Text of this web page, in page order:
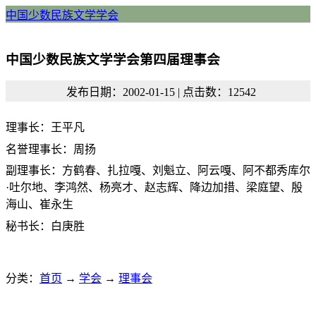
中国少数民族文学学会
中国少数民族文学学会第四届理事会
发布日期：2002-01-15 | 点击数：12542
理事长：王平凡
名誉理事长：周扬
副理事长：方鹤春、扎拉嘎、刘魁立、阿云嘎、阿不都秀库尔
·吐尔地、李鸿然、杨亮才、赵志辉、降边加措、梁庭望、殷
海山、崔永生
秘书长：白庚胜
分类： 首页 → 学会 → 理事会